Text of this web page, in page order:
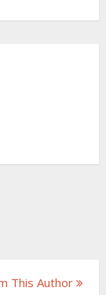
This Author